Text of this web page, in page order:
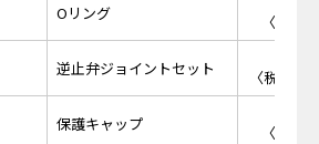
Oリング
〈税抜
逆止弁ジョイントセット
〈税抜価
保護キャップ
〈税抜